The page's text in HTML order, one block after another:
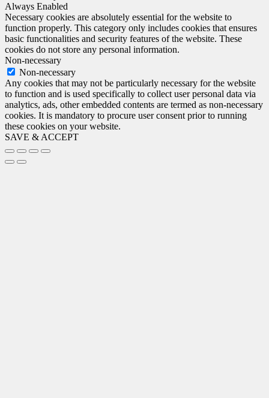
Always Enabled
Necessary cookies are absolutely essential for the website to
function properly. This category only includes cookies that ensures
basic functionalities and security features of the website. These
cookies do not store any personal information.
Non-necessary
Non-necessary
Any cookies that may not be particularly necessary for the website
to function and is used specifically to collect user personal data via
analytics, ads, other embedded contents are termed as non-necessary
cookies. It is mandatory to procure user consent prior to running
these cookies on your website.
SAVE & ACCEPT